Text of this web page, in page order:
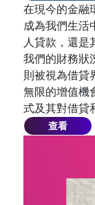
在現今的金融
成為我們生活
人貸款，還是
我們的財務狀
則被視為借貸
無限的增值機
式及其對借貸
查看